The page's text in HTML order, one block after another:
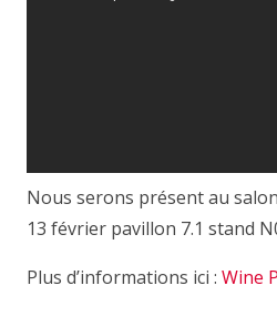
Nous serons présent au
13 février pavillon 7.1 stand
Plus d’informations ici : Wine